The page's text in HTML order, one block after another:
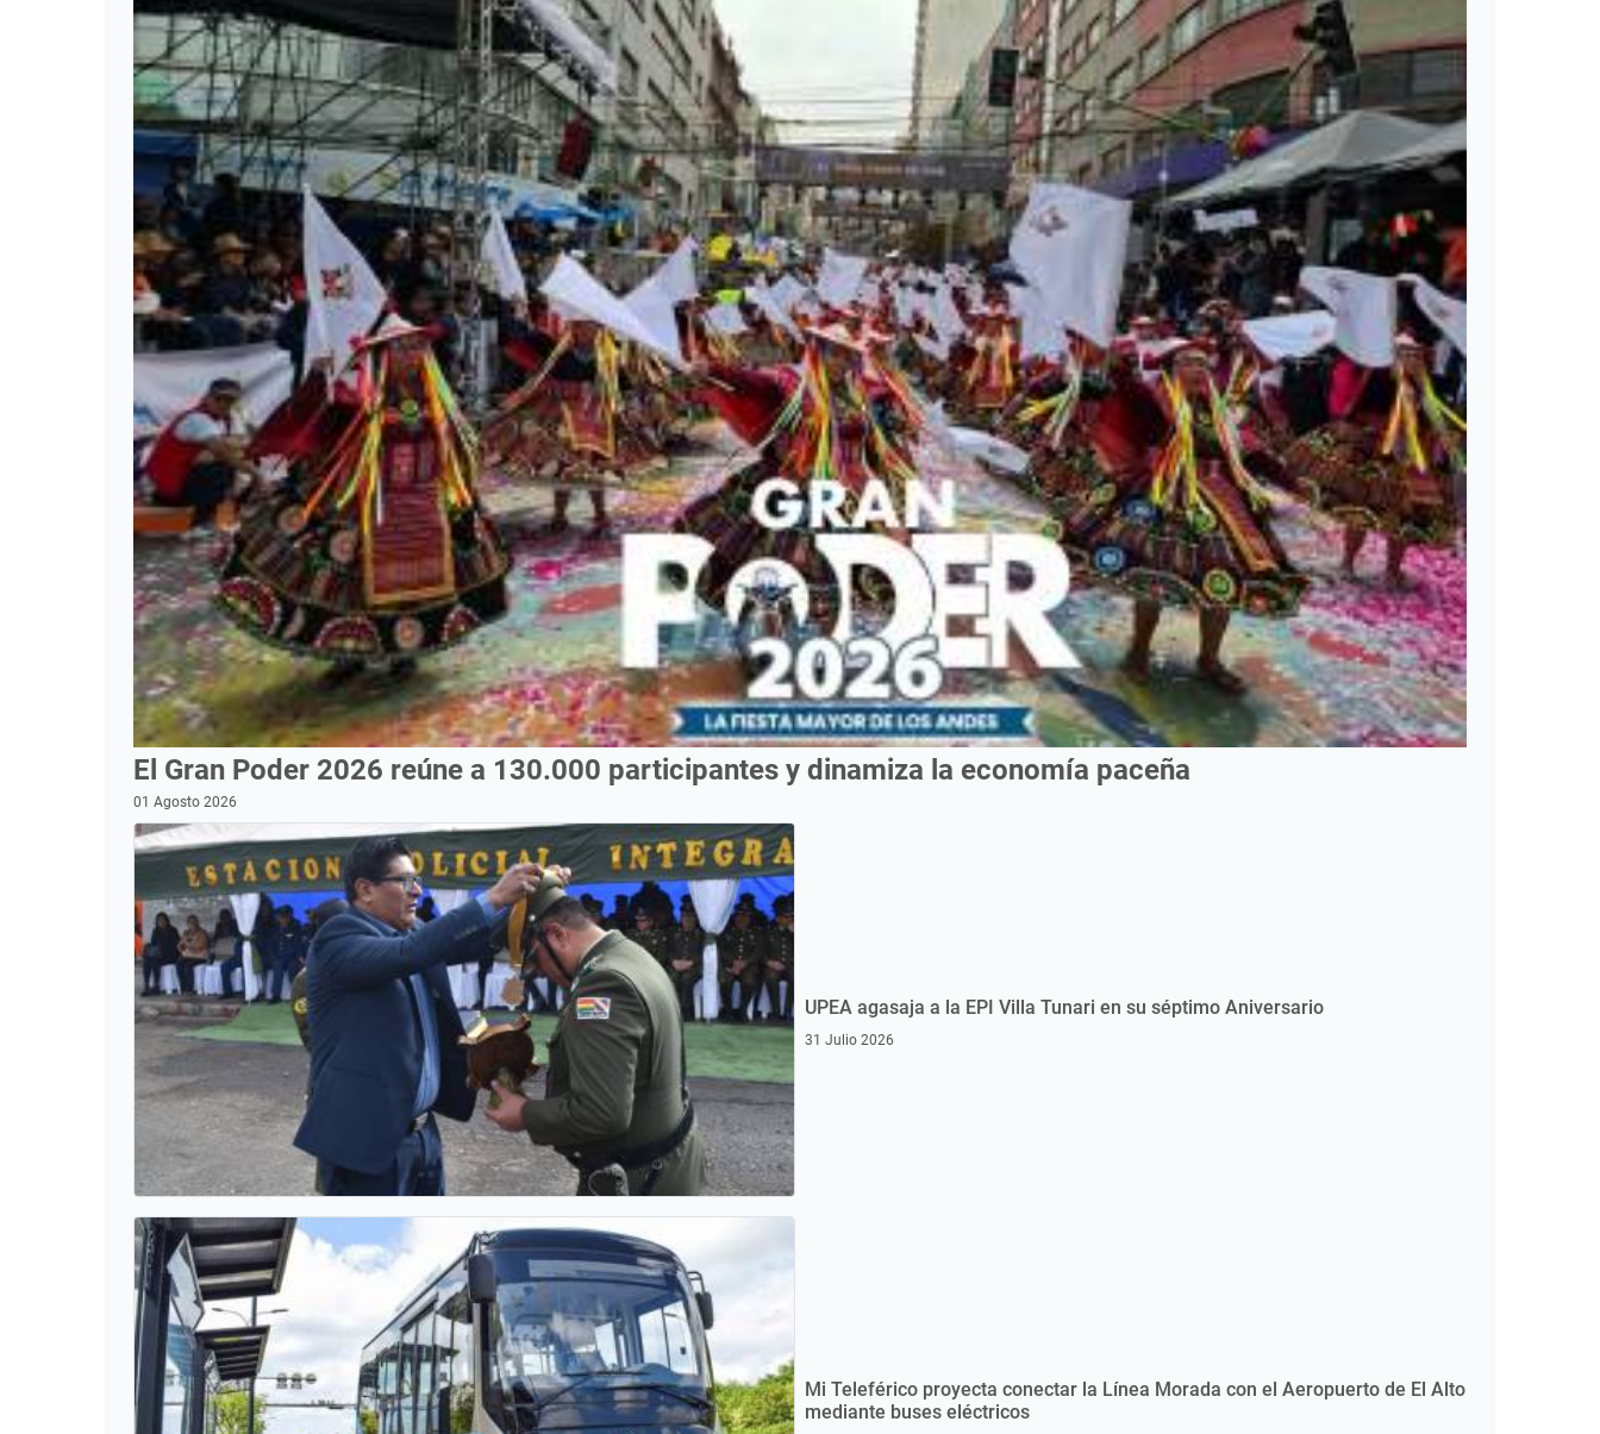
El Gran Poder 2026 reúne a 130.000 participantes y dinamiza la economía paceña
01 Agosto 2026
UPEA agasaja a la EPI Villa Tunari en su séptimo Aniversario
31 Julio 2026
Mi Teleférico proyecta conectar la Línea Morada con el Aeropuerto de El Alto
mediante buses eléctricos